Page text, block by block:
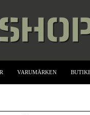
VARUMÄRKEN